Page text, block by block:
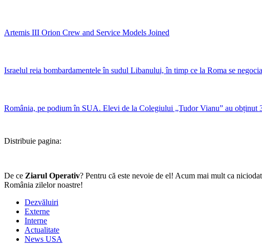
Artemis III Orion Crew and Service Models Joined
Israelul reia bombardamentele în sudul Libanului, în timp ce la Roma se
România, pe podium în SUA. Elevi de la Colegiului „Tudor Vianu” au obținut
Distribuie pagina:
De ce Ziarul Operativ? Pentru că este nevoie de el! Acum mai mult ca
România zilelor noastre!
Dezvăluiri
Externe
Interne
Actualitate
News USA